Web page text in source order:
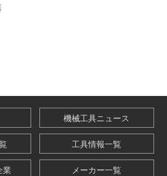
機械工具ニュース
工具情報一覧
業 メーカー一覧